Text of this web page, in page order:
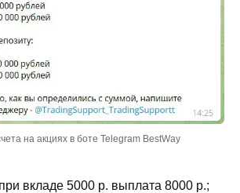
на акциях в боте Telegram BestWay
вкладе 5000 р. выплата 8000 р.;